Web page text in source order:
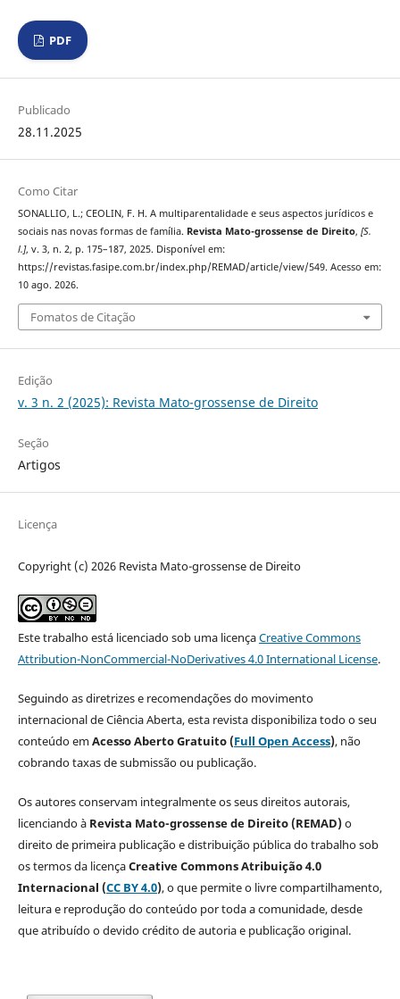
PDF
Publicado
28.11.2025
Como Citar
SONALLIO, L.; CEOLIN, F. H. A multiparentalidade e seus aspectos jurídicos e
sociais nas novas formas de família. Revista Mato-grossense de Direito, [S.
l.], v. 3, n. 2, p. 175–187, 2025. Disponível em:
https://revistas.fasipe.com.br/index.php/REMAD/article/view/549. Acesso em:
10 ago. 2026.
Fomatos de Citação
Edição
v. 3 n. 2 (2025): Revista Mato-grossense de Direito
Seção
Artigos
Licença
Copyright (c) 2026 Revista Mato-grossense de Direito
Este trabalho está licenciado sob uma licençaCreative Commons
Attribution-NonCommercial-NoDerivatives 4.0 International License.
Seguindo as diretrizes e recomendações do movimento
internacional de Ciência Aberta, esta revista disponibiliza todo o seu
conteúdo emAcesso Aberto Gratuito (Full Open Access), não
cobrando taxas de submissão ou publicação.
Os autores conservam integralmente os seus direitos autorais,
licenciando à Revista Mato-grossense de Direito (REMAD)o
direito de primeira publicação e distribuição pública do trabalho sob
os termos da licençaCreative Commons Atribuição 4.0
Internacional (CC BY 4.0), o que permite o livre compartilhamento,
leitura e reprodução do conteúdo por toda a comunidade, desde
que atribuído o devido crédito de autoria e publicação original.